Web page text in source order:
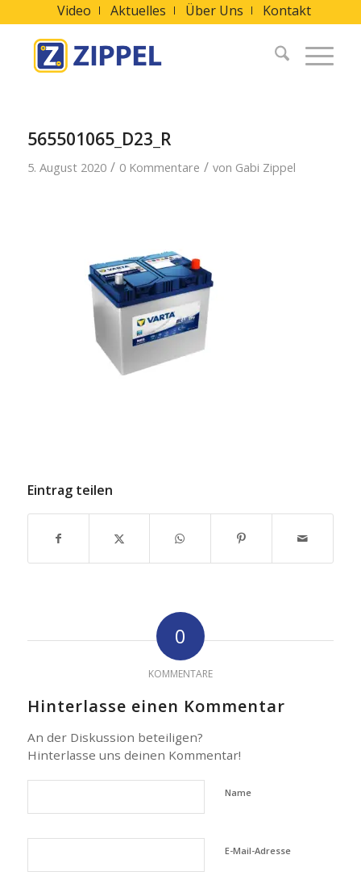
Video Aktuelles Über Uns Kontakt
565501065_D23_R
5. August 2020 / 0 Kommentare / von Gabi Zippel
Eintrag teilen
0
KOMMENTARE
Hinterlasse einen Kommentar
An der Diskussion beteiligen?
Hinterlasse uns deinen Kommentar!
Name
E-Mail-Adresse